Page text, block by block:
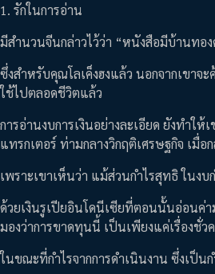
1. รักในการอ่าน
มีสำนวนจีนกล่าวไว้ว่า “หนังสือมีบ้านทอ
ซึ่งสำหรับคุณโลเค็งฮงแล้ว นอกจากเขา
ใช้ไปตลอดชีวิตแล้ว
การอ่านงบการเงินอย่างละเอียด ยังทำใ
แทรกเตอร์ ท่ามกลางวิกฤติเศรษฐกิจ เมื่อ
เพราะเขาเห็นว่า แม้ส่วนกำไรสุทธิ ใน
ด้วยเงินรูเปียอินโดนีเซียที่ตอนนั้นอ่อนค่
มองว่าการขาดทุนนี้ เป็นเพียงแค่เรื่องชั่ว
ในขณะที่กำไรจากการดำเนินงาน ซึ่งเป็น